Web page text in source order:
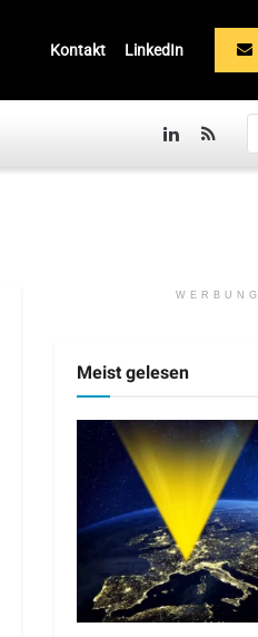
Kontakt LinkedIn
WERBUNG
Meist gelesen